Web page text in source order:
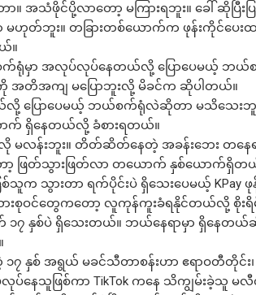
။ အသံဖိုင်ပို့လာတော့ မကြားရဘူး။ ခေါ် ဆိုပြီ
မဟုတ်ဘူး။ တခြားတစ်ယောက်က ဖုန်းကိုင်ပေးထာ
။
က်ရုံမှာ အလုပ်လုပ်နေတယ်လို့ ပြောပေမယ့် ဘယ်စ
တိအကျ မပြောဘူးလို့ မိခင်က ဆိုပါတယ်။
ပြောပေမယ့် ဘယ်စက်ရုံလဲဆိုတာ မသိသေးဘူးလို့
က် ရှိနေတယ်လို့ ခံစားရတယ်။
မလန်းဘူး။ တိတ်ဆိတ်နေတဲ့ အခန်းဘေး တနေရ
ာ့ ဖြတ်သွားဖြတ်လာ တယောက် နှစ်ယောက်ရှိတ
ြစ်သူက သွားတာ ရက်ပိုင်းပဲ ရှိသေးပေမယ့် KPay
ားစုဝင်တွေကတော့ လူကုန်ကူးခံရနိုင်တယ်လို့ စိုးရိ
၇ နှစ်ပဲ ရှိသေးတယ်။ ဘယ်နေရာမှာ ရှိနေတ
၁၇ နှစ် အရွယ် မခင်သီတာစန်းဟာ ဧရာဝတီတိုင်
ပ်နေသူဖြစ်ကာ TikTok ကနေ သိကျွမ်းခဲ့သူ